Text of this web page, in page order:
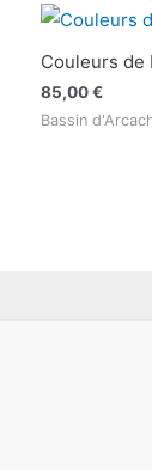
Couleurs de
85,00€
Bassin